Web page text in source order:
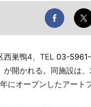
西巣鴨4、TEL 03-
が開かれる。同施設は
にオープンしたアート